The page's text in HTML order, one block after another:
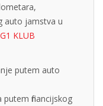
auto jamstva u
G1 KLUB
putem auto
financijskog